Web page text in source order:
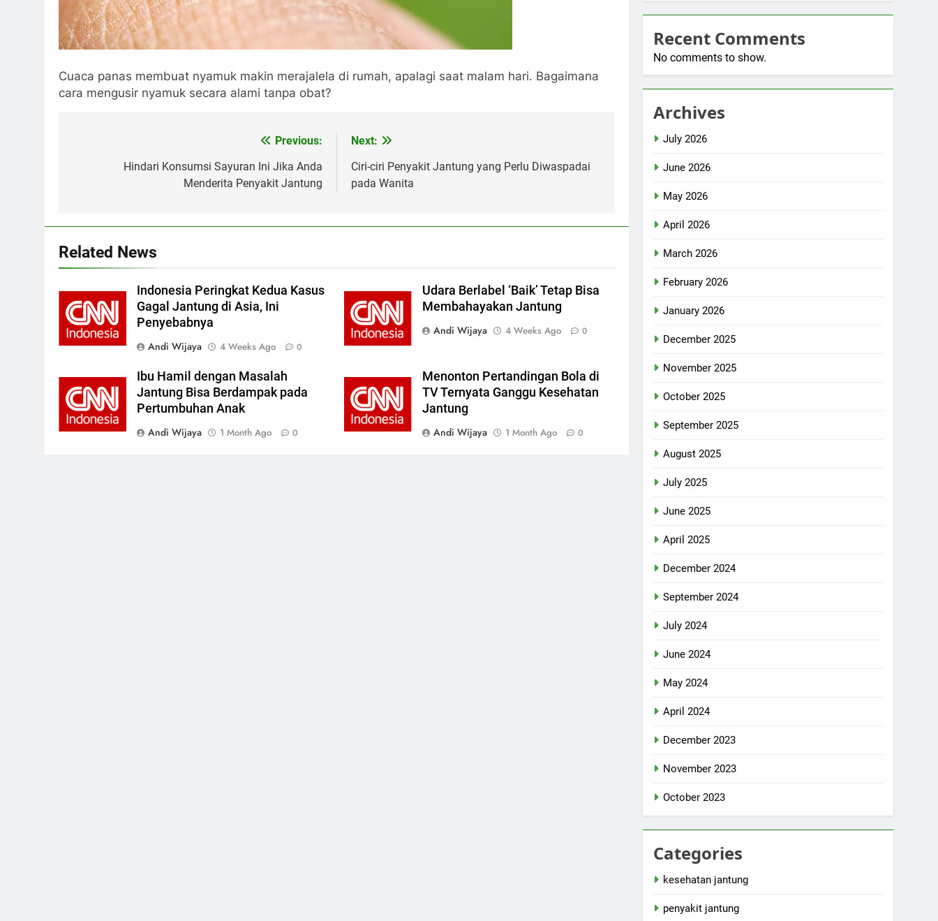
Cuaca panas membuat nyamuk makin merajalela di rumah, apalagi saat malam hari. Bagaimana
cara mengusir nyamuk secara alami tanpa obat?
navigation
Previous:
Hindari Konsumsi Sayuran Ini Jika Anda
Menderita Penyakit Jantung
Next:
Ciri-ciri Penyakit Jantung yang Perlu Diwaspadai
pada Wanita
Related News
Indonesia Peringkat Kedua Kasus
Gagal Jantung di Asia, Ini
Penyebabnya
Andi Wijaya
4 Weeks Ago 0
Udara Berlabel ‘Baik’ Tetap Bisa
Membahayakan Jantung
Andi Wijaya
4 Weeks Ago 0
Ibu Hamil dengan Masalah
Jantung Bisa Berdampak pada
Pertumbuhan Anak
Andi Wijaya
1 Month Ago 0
Menonton Pertandingan Bola di
TV Ternyata Ganggu Kesehatan
Jantung
Andi Wijaya
1 Month Ago 0
Recent Comments
No comments to show.
Archives
July 2026
June 2026
May 2026
April 2026
March 2026
February 2026
January 2026
December 2025
November 2025
October 2025
September 2025
August 2025
July 2025
June 2025
April 2025
December 2024
September 2024
July 2024
June 2024
May 2024
April 2024
December 2023
November 2023
October 2023
Categories
kesehatan jantung
penyakit jantung